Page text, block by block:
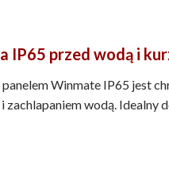
IP65 przed wodą i
Winmate IP65 jest
zachlapaniem wodą. Idealny